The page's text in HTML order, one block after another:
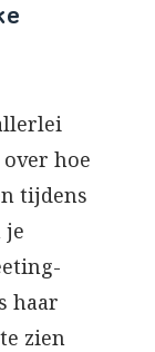
hoe
tijdens
je
haar
zien